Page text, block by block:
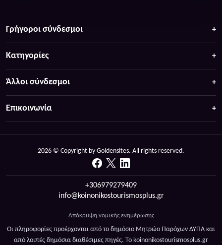
Γρήγοροι σύνδεσμοι
Κατηγορίες
Άλλοι σύνδεσμοι
Επικοινωνία
2026 © Copyright by Goldensites. All rights reserved.
+306979279409
info@koinonikostourismosplus.gr
Απόκρυψη νομικής ενημέρωσης
Οι πληροφορίες προέρχονται από το δημόσιο Μητρώο Παρόχων ΔΥΠΑ και
από λοιπές δημόσια διαθέσιμες πηγές. Το koinonikostourismosplus.gr